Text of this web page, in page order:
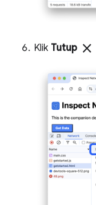
Klik Tutup close